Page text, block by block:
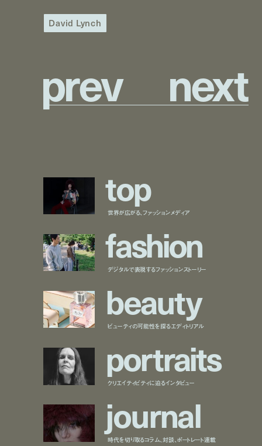
David Lynch
prev next
top
世界が広がる、ファッションメディア
fashion
デジタルで表現するファッションストーリー
beauty
ビューティの可能性を探るエディトリアル
portraits
クリエイティビティに迫るインタビュー
journal
時代を切り取るコラム、対談、ポートレート連載